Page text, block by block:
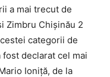
a mai trecut de
Zimbru Chișinău 2
categorii de
declarat cel mai
Ioniță, de la